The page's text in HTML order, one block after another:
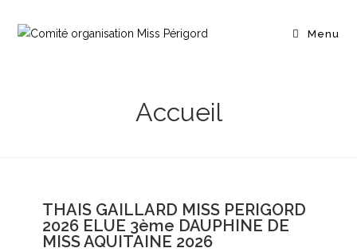
Menu
Accueil
THAIS GAILLARD MISS PERIGORD
2026 ELUE 3ème DAUPHINE DE
MISS AQUITAINE 2026